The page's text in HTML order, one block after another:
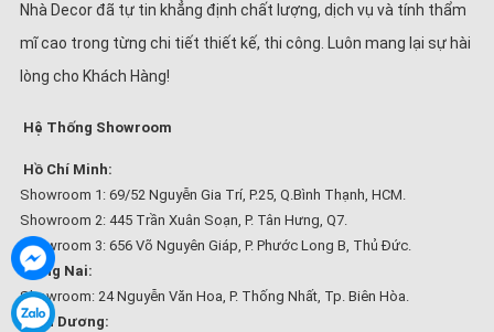
Nhà Decor đã tự tin khẳng định chất lượng, dịch vụ và tính thẩm
mĩ cao trong từng chi tiết thiết kế, thi công. Luôn mang lại sự hài
lòng cho Khách Hàng!
Hệ Thống Showroom
Hồ Chí Minh:
Showroom 1: 69/52 Nguyễn Gia Trí, P.25, Q.Bình Thạnh, HCM.
Showroom 2: 445 Trần Xuân Soạn, P. Tân Hưng, Q7.
Showroom 3: 656 Võ Nguyên Giáp, P. Phước Long B, Thủ Đức.
Đồng Nai:
Showroom: 24 Nguyễn Văn Hoa, P. Thống Nhất, Tp. Biên Hòa.
Bình Dương: